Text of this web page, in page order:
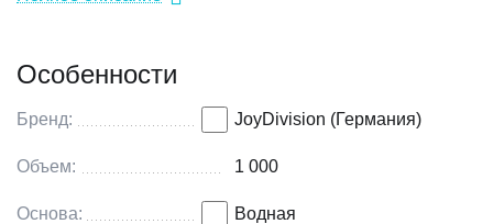
Особенности
Бренд: JoyDivision (Германия)
Объем: 1 000
Основа: Водная